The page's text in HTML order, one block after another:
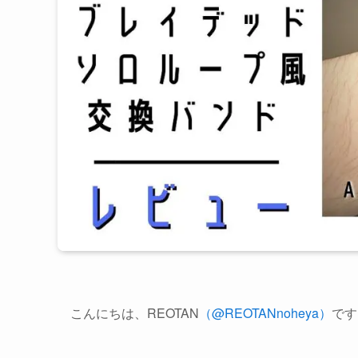
こんにちは、REOTAN （@REOTANnoheya） で